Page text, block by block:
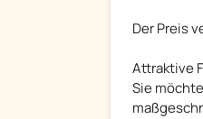
Der Preis
Attraktive
Sie